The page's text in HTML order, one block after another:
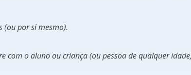
(ou por si mesmo).
com o aluno ou criança (ou pessoa de qualquer